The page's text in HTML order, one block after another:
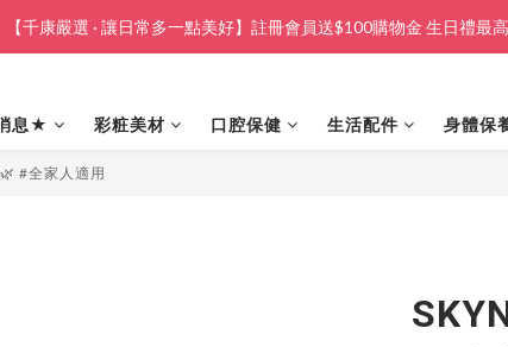
【千康嚴選 · 讓日常多一點美好】註冊會員送$100購物金 生日禮最
息★ 彩粧美材 口腔保健 生活配件 身體保
#全家人適用